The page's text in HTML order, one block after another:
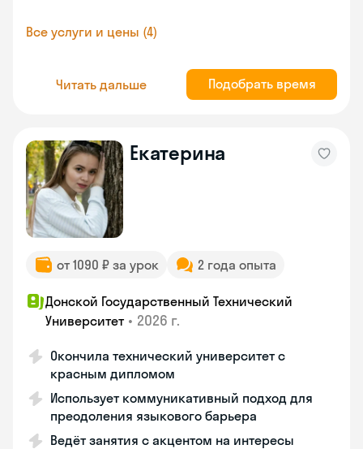
Все услуги и цены (4)
Читать дальше Подобрать время
Екатерина
от 1090 ₽ за урок 2 года опыта
Донской Государственный Технический
Университет • 2026 г.
Окончила технический университет с
красным дипломом
Использует коммуникативный подход для
преодоления языкового барьера
Ведёт занятия с акцентом на интересы